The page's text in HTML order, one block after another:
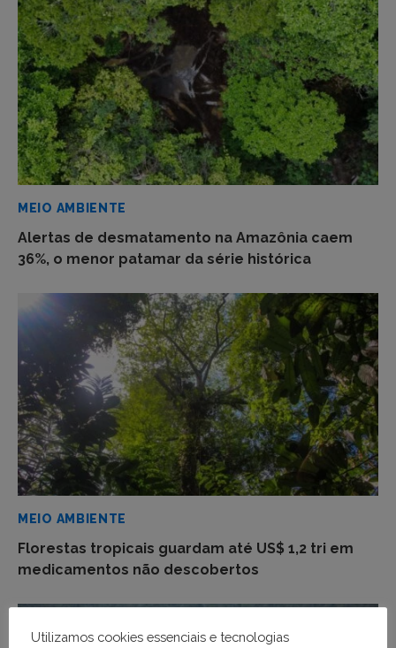
MEIO AMBIENTE
Alertas de desmatamento na Amazônia caem
36%, o menor patamar da série histórica
MEIO AMBIENTE
Florestas tropicais guardam até US$ 1,2 tri em
medicamentos não descobertos
Utilizamos cookies essenciais e tecnologias